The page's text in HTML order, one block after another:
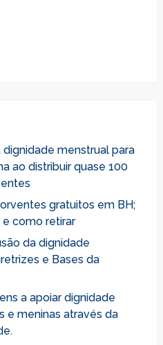
menstrual para
ao distribuir quase 100
gratuitos em BH;
como retirar
da dignidade
e Bases da
a apoiar dignidade
e meninas através da